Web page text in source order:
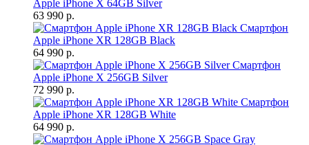
Apple iPhone X 64GB Silver
63 990 р.
Смартфон
Apple iPhone XR 128GB Black
64 990 р.
Смартфон
Apple iPhone X 256GB Silver
72 990 р.
Смартфон
Apple iPhone XR 128GB White
64 990 р.